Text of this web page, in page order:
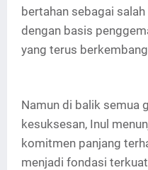
bertahan sebagai
dengan basis
yang terus
Namun di balik semua
kesuksesan, Inul
komitmen panjang
menjadi fondasi